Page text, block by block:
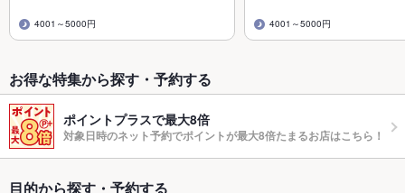
4001～5000円 4001～5000円
お得な特集から探す・予約する
ポイントプラスで最大8倍
対象日時のネット予約でポイントが最大8倍たまるお店はこちら！
目的から探す・予約する